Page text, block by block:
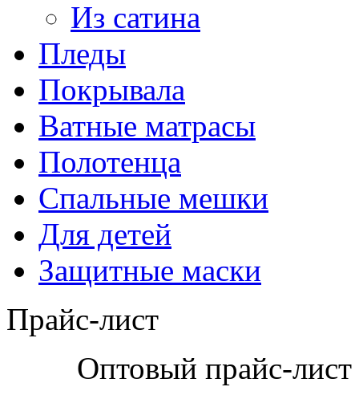
Из сатина
Пледы
Покрывала
Ватные матрасы
Полотенца
Спальные мешки
Для детей
Защитные маски
Прайс-лист
Оптовый прайс-лист